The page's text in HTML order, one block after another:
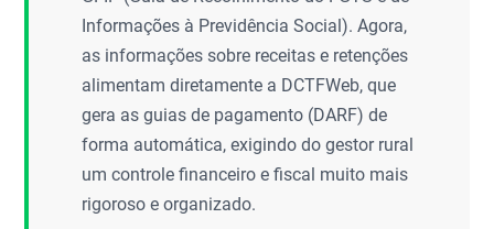
Informações à Previdência Social). Agora,
as informações sobre receitas e retenções
alimentam diretamente a DCTFWeb, que
gera as guias de pagamento (DARF) de
forma automática, exigindo do gestor rural
um controle financeiro e fiscal muito mais
rigoroso e organizado.